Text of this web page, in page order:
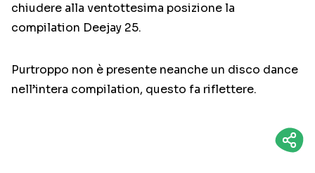
chiudere alla ventottesima posizione la
compilation Deejay 25.
Purtroppo non è presente neanche un disco dance
nell’intera compilation, questo fa riflettere.